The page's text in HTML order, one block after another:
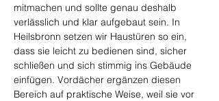
mitmachen und sollte genau deshalb
verlässlich und klar aufgebaut sein. In
Heilsbronn setzen wir Haustüren so ein,
dass sie leicht zu bedienen sind, sicher
schließen und sich stimmig ins Gebäude
einfügen. Vordächer ergänzen diesen
Bereich auf praktische Weise, weil sie vor